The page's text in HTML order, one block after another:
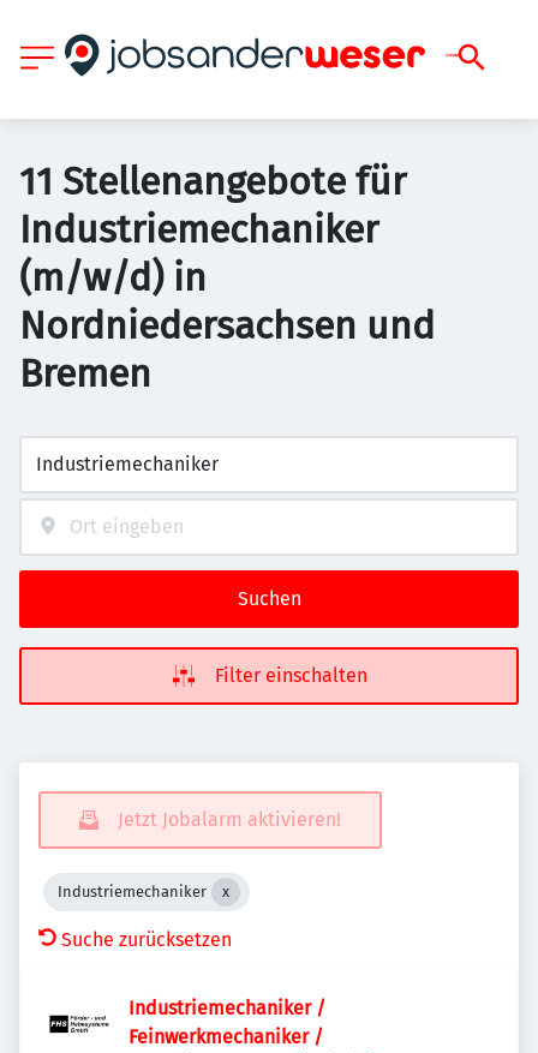
11 Stellenangebote für
Industriemechaniker
(m/w/d) in
Nordniedersachsen und
Bremen
Suchen
Filter einschalten
Jetzt Jobalarm aktivieren!
Industriemechaniker
Suche zurücksetzen
Industriemechaniker /
Feinwerkmechaniker /